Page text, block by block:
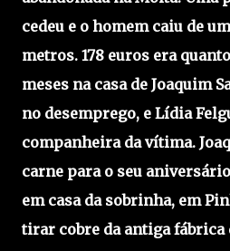
cedeu e o homem caiu de
metros. 178 euros era
meses na casa de Joaquim
no desemprego, e Lídia
companheira da vítima.
carne para o seu
em casa da sobrinha, em
tirar cobre da antiga fábrica